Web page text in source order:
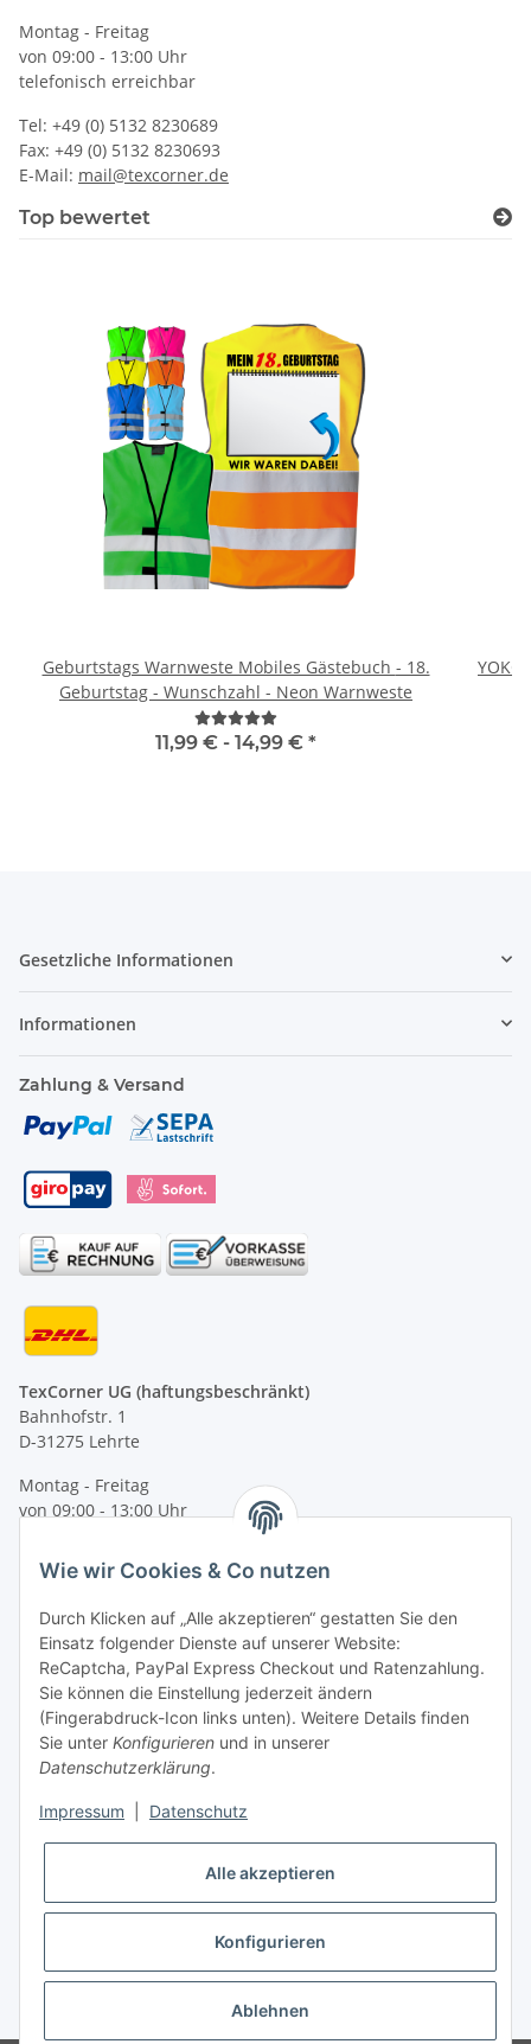
Montag - Freitag
von 09:00 - 13:00 Uhr
telefonisch erreichbar
Tel: +49 (0) 5132 8230689
Fax: +49 (0) 5132 8230693
E-Mail: mail@texcorner.de
Top bewertet
Geburtstags Warnweste Mobiles Gästebuch - 18.
Geburtstag - Wunschzahl - Neon Warnweste
11,99 € - 14,99 € *
Gesetzliche Informationen
Informationen
Zahlung & Versand
TexCorner UG (haftungsbeschränkt)
Bahnhofstr. 1
D-31275 Lehrte
Montag - Freitag
von 09:00 - 13:00 Uhr
Tel: +49 (0) 5132 8230689
E-Mail:mail@texcorner.de
Vertrag widerrufen
* Alle Preise inkl. gesetzlicher USt., zzgl.Versand
Wie wir Cookies & Co nutzen
Durch Klicken auf „Alle akzeptieren“ gestatten Sie den
Einsatz folgender Dienste auf unserer Website:
ReCaptcha, PayPal Express Checkout und Ratenzahlung.
Sie können die Einstellung jederzeit ändern
(Fingerabdruck-Icon links unten). Weitere Details finden
Sie unter Konfigurieren und in unserer
Datenschutzerklärung.
Impressum Datenschutz
Alle akzeptieren
Konfigurieren
Ablehnen